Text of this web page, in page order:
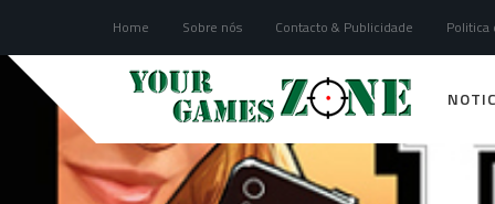
Home Sobre nós Contacto & Publicidade Politica